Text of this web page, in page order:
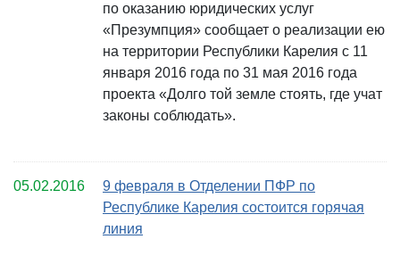
по оказанию юридических услуг
«Презумпция» сообщает о реализации ею
на территории Республики Карелия с 11
января 2016 года по 31 мая 2016 года
проекта «Долго той земле стоять, где учат
законы соблюдать».
05.02.2016
9 февраля в Отделении ПФР по
Республике Карелия состоится горячая
линия